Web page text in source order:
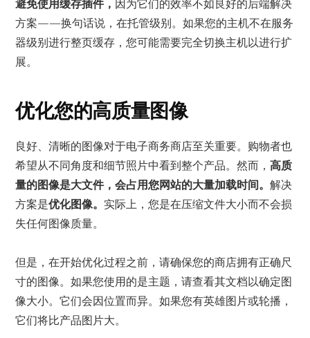
避免使用缓存插件， 因为它们的效率不如良好的后端解决
方案——换句话说，在托管级别。如果您的主机不在服务
器级别进行整页缓存，您可能需要完全切换主机以进行扩
展。
优化您的高质量图像
良好、清晰的图像对于电子商务商店至关重要。购物者也
希望从不同角度和细节照片中看到整个产品。然而，高质
量的图像是大文件，会占用您网站的大量加载时间。解决
方案是优化图像。 实际上，您是在压缩文件大小而不会损
失任何图像质量。
但是，在开始优化过程之前，请确保您的商店拥有正确尺
寸的图像。如果您使用的是主题，请查看其文档以确定图
像大小。它们会因位置而异。如果您有英雄图片或轮播，
它们将比产品图片大。